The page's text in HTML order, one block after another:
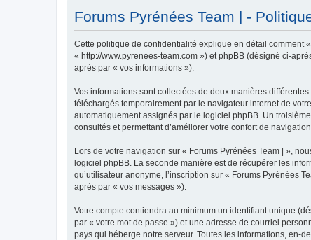
Forums Pyrénées Team | -
Cette politique de confidentialité explique en détail comment
« http://www.pyrenees-team.com ») et phpBB (désigné ci-
après par « vos informations »).
Vos informations sont collectées de deux manières
téléchargés temporairement par le navigateur internet de
automatiquement assignés par le logiciel phpBB. Un
consultés et permettant d’améliorer votre confort de
Lors de votre navigation sur « Forums Pyrénées Team | »,
logiciel phpBB. La seconde manière est de récupérer les
qu’utilisateur anonyme, l’inscription sur « Forums Pyrénées
après par « vos messages »).
Votre compte contiendra au minimum un identifiant unique
par « votre mot de passe ») et une adresse de courriel
pays qui héberge notre serveur. Toutes les informations, en-